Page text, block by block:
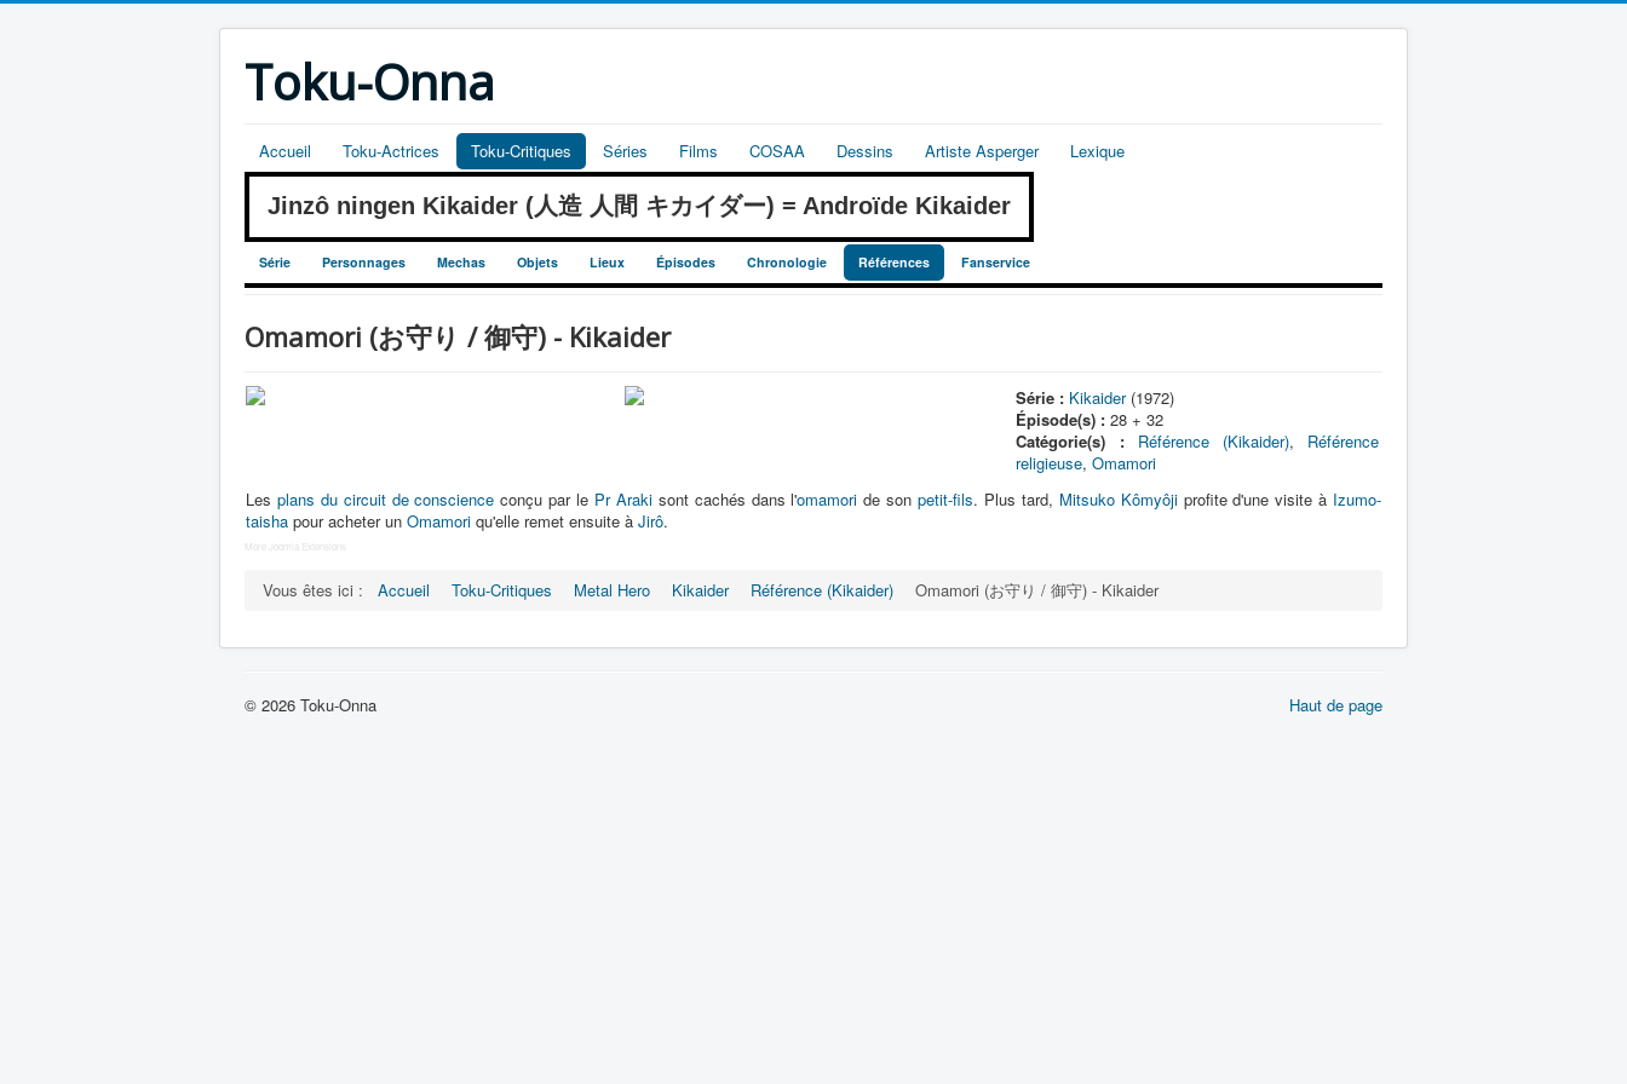
Toku-Onna
Accueil Toku-Actrices Toku-Critiques Séries Films COSAA Dessins Artiste Asperger Lexique
Jinzô ningen Kikaider (人造 人間 キカイダー) = Androïde Kikaider
Série Personnages Mechas Objets Lieux Épisodes Chronologie Références Fanservice
Omamori (お守り / 御守) - Kikaider
Série : Kikaider(1972)
Épisode(s) : 28 + 32
Catégorie(s) :
Référence (Kikaider), Référence
religieuse,Omamori
Les plans du circuit de conscience conçu par le Pr Arakisont cachés dans l'omamori de sonpetit-fils. Plus tard, Mitsuko Kômyôjiprofite d'une visite à Izumo-
taisha pour acheter un Omamori qu'elle remet ensuite à Jirô.
More Joomla Extensions
Vous êtes ici : Accueil Toku-Critiques Metal Hero Kikaider Référence (Kikaider) Omamori (お守り / 御守) - Kikaider
Haut de page
© 2026 Toku-Onna